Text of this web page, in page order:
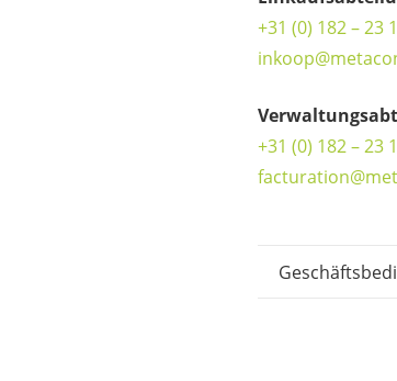
+31 (0) 182 – 23
+31 (0) 182 – 23